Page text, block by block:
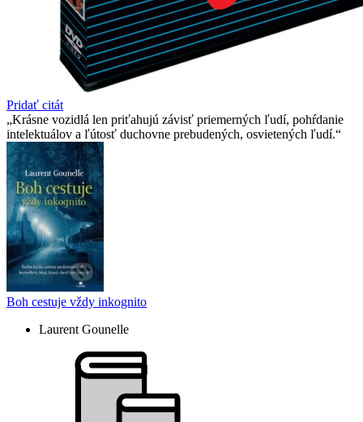
Pridať citát
Krásne vozidlá len priťahujú závisť priemerných ľudí, pohŕdanie
intelektuálov a ľútosť duchovne prebudených, osvietených ľudí.
Boh cestuje vždy inkognito
Laurent Gounelle